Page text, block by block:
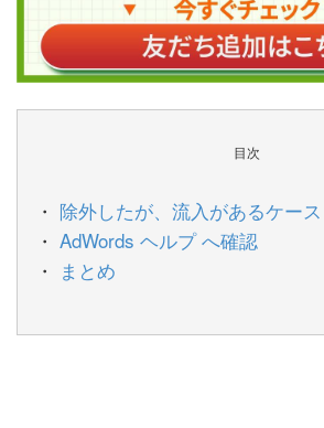
目次
除外したが、流入があるケース
AdWords ヘルプ へ確認
まとめ